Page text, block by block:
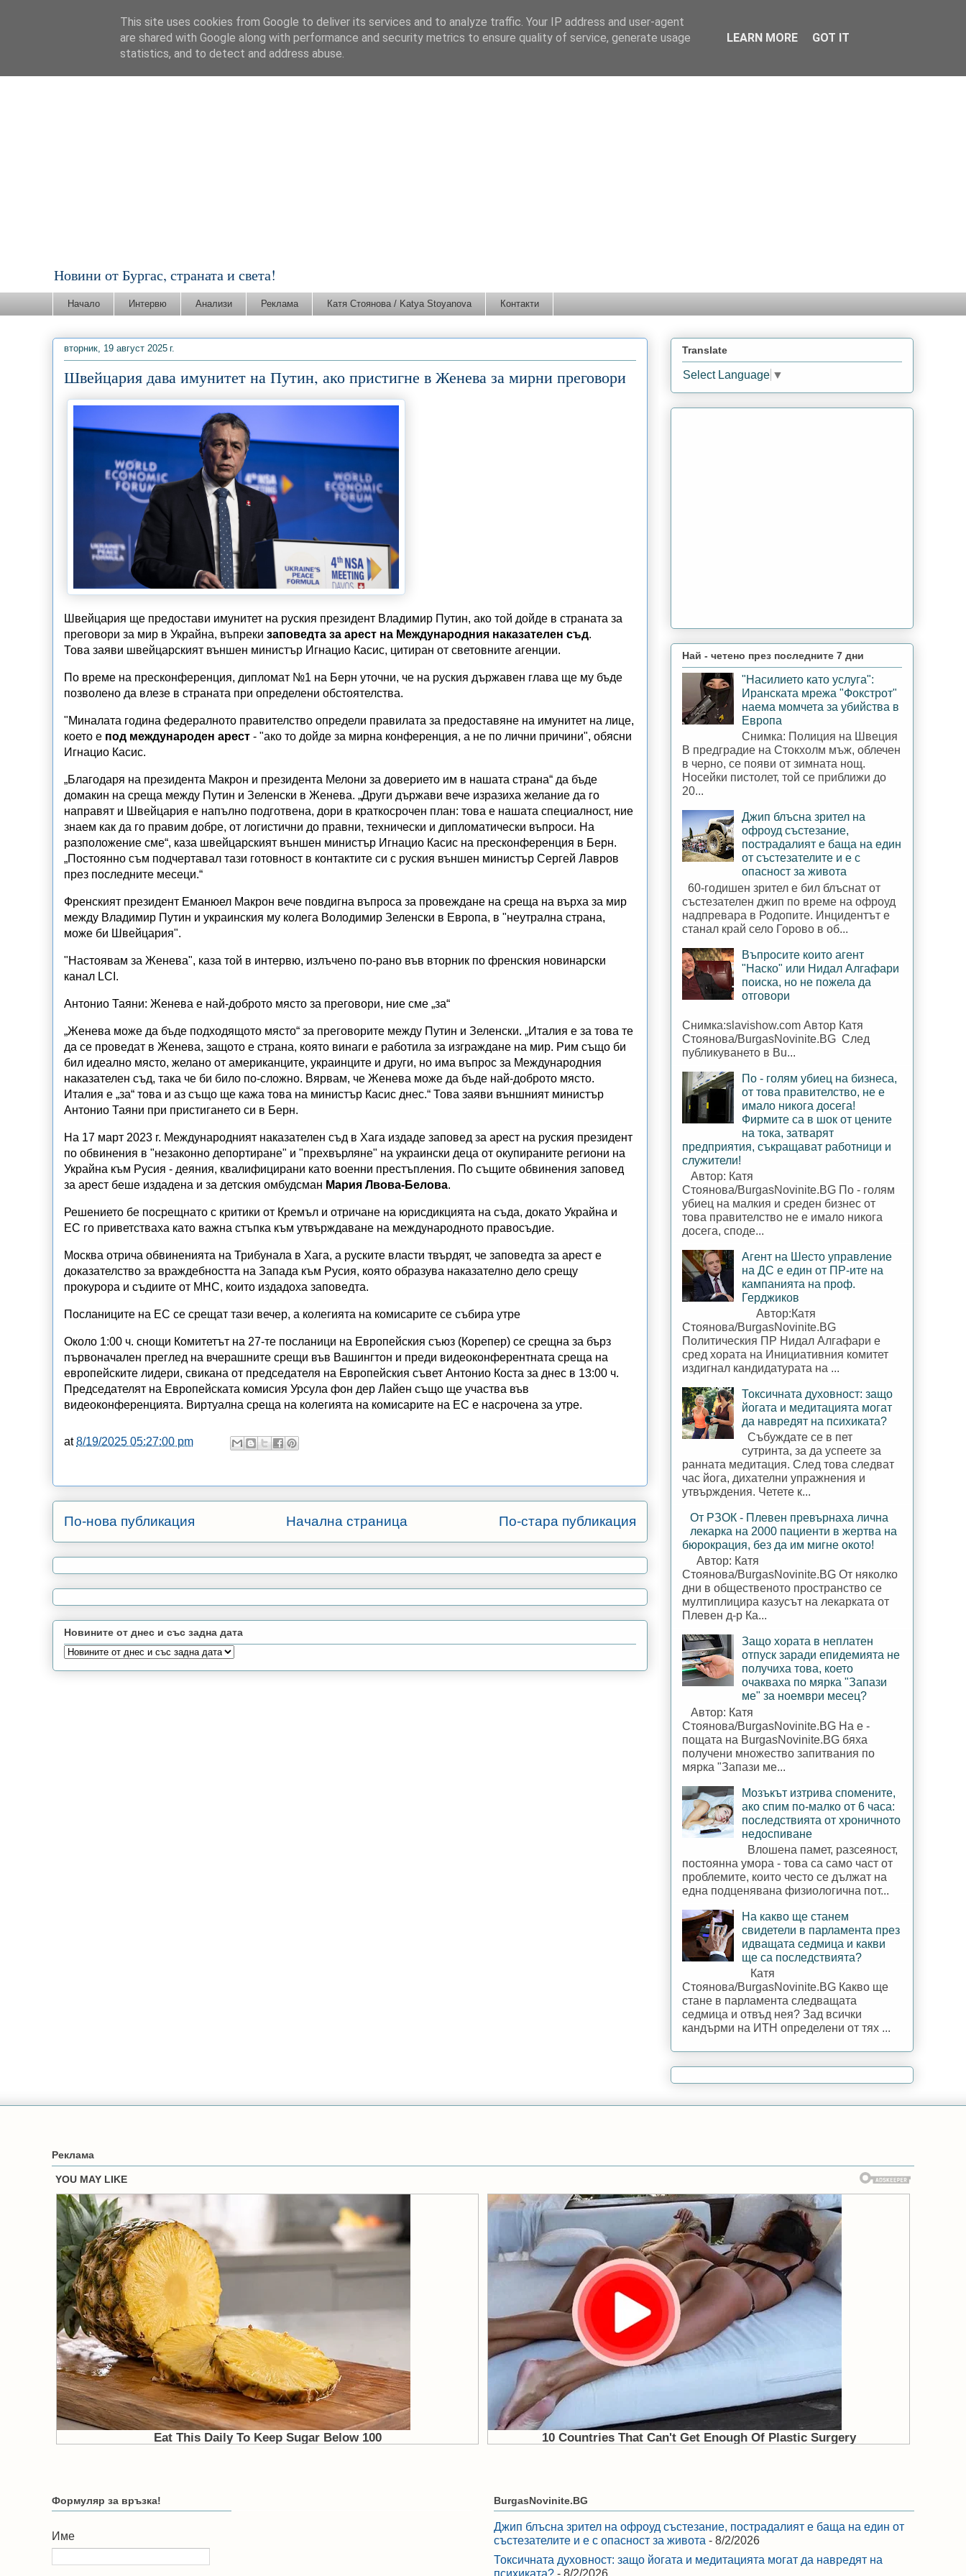
Новини от Бургас, страната и света!
Начало Интервю Анализи Реклама Катя Стоянова / Katya Stoyanova Контакти
вторник, 19 август 2025 г.
Швейцария дава имунитет на Путин, ако пристигне в Женева за мирни преговори
Швейцария ще предостави имунитет на руския президент Владимир Путин, ако той дойде в страната за
преговори за мир в Украйна, въпреки заповедта за арест на Международния наказателен съд.
Това заяви швейцарският външен министър Игнацио Касис, цитиран от световните агенции.
По време на пресконференция, дипломат №1 на Берн уточни, че на руския държавен глава ще му бъде
позволено да влезе в страната при определени обстоятелства.
"Миналата година федералното правителство определи правилата за предоставяне на имунитет на лице,
което е под международен арест - "ако то дойде за мирна конференция, а не по лични причини", обясни
Игнацио Касис.
„Благодаря на президента Макрон и президента Мелони за доверието им в нашата страна“ да бъде
домакин на среща между Путин и Зеленски в Женева. „Други държави вече изразиха желание да го
направят и Швейцария е напълно подготвена, дори в краткосрочен план: това е нашата специалност, ние
знаем как да го правим добре, от логистични до правни, технически и дипломатически въпроси. На
разположение сме“, каза швейцарският външен министър Игнацио Касис на пресконференция в Берн.
„Постоянно съм подчертавал тази готовност в контактите си с руския външен министър Сергей Лавров
през последните месеци.“
Френският президент Еманюел Макрон вече повдигна въпроса за провеждане на среща на върха за мир
между Владимир Путин и украинския му колега Володимир Зеленски в Европа, в "неутрална страна,
може би Швейцария".
"Настоявам за Женева", каза той в интервю, излъчено по-рано във вторник по френския новинарски
канал LCI.
Антонио Таяни: Женева е най-доброто място за преговори, ние сме „за“
„Женева може да бъде подходящото място“ за преговорите между Путин и Зеленски. „Италия е за това те
да се проведат в Женева, защото е страна, която винаги е работила за изграждане на мир. Рим също би
бил идеално място, желано от американците, украинците и други, но има въпрос за Международния
наказателен съд, така че би било по-сложно. Вярвам, че Женева може да бъде най-доброто място.
Италия е „за“ това и аз също ще кажа това на министър Касис днес.“ Това заяви външният министър
Антонио Таяни при пристигането си в Берн.
На 17 март 2023 г. Международният наказателен съд в Хага издаде заповед за арест на руския президент
по обвинения в "незаконно депортиране" и "прехвърляне" на украински деца от окупираните региони на
Украйна към Русия - деяния, квалифицирани като военни престъпления. По същите обвинения заповед
за арест беше издадена и за детския омбудсман Мария Лвова-Белова.
Решението бе посрещнато с критики от Кремъл и отричане на юрисдикцията на съда, докато Украйна и
ЕС го приветстваха като важна стъпка към утвърждаване на международното правосъдие.
Москва отрича обвиненията на Трибунала в Хага, а руските власти твърдят, че заповедта за арест е
доказателство за враждебността на Запада към Русия, която образува наказателно дело срещу
прокурора и съдиите от МНС, които издадоха заповедта.
Посланиците на ЕС се срещат тази вечер, а колегията на комисарите се събира утре
Около 1:00 ч. снощи Комитетът на 27-те посланици на Европейския съюз (Корепер) се срещна за бърз
първоначален преглед на вчерашните срещи във Вашингтон и преди видеоконферентната среща на
европейските лидери, свикана от председателя на Европейския съвет Антонио Коста за днес в 13:00 ч.
Председателят на Европейската комисия Урсула фон дер Лайен също ще участва във
видеоконференцията. Виртуална среща на колегията на комисарите на ЕС е насрочена за утре.
at8/19/2025 05:27:00 pm
По-нова публикация По-стара публикация
Начална страница
Новините от днес и със задна дата
Translate
Select Language ▼
Най - четено през последните 7 дни
"Насилието като услуга":
Иранската мрежа "Фокстрот"
наема момчета за убийства в
Европа
Снимка: Полиция на Швеция
В предградие на Стокхолм мъж, облечен
в черно, се появи от зимната нощ.
Носейки пистолет, той се приближи до
20...
Джип блъсна зрител на
офроуд състезание,
пострадалият е баща на един
от състезателите и е с
опасност за живота
60-годишен зрител е бил блъснат от
състезателен джип по време на офроуд
надпревара в Родопите. Инцидентът е
станал край село Горово в об...
Въпросите които агент
"Наско" или Нидал Алгафари
поиска, но не пожела да
отговори
Снимка:slavishow.com Автор Катя
Стоянова/BurgasNovinite.BG След
публикуването в Bu...
По - голям убиец на бизнеса,
от това правителство, не е
имало никога досега!
Фирмите са в шок от цените
на тока, затварят
предприятия, съкращават работници и
служители!
Автор: Катя
Стоянова/BurgasNovinite.BG По - голям
убиец на малкия и среден бизнес от
това правителство не е имало никога
досега, споде...
Агент на Шесто управление
на ДС е един от ПР-ите на
кампанията на проф.
Герджиков
Автор:Катя
Стоянова/BurgasNovinite.BG
Политическия ПР Нидал Алгафари е
сред хората на Инициативния комитет
издигнал кандидатурата на ...
Токсичната духовност: защо
йогата и медитацията могат
да навредят на психиката?
Събуждате се в пет
сутринта, за да успеете за
ранната медитация. След това следват
час йога, дихателни упражнения и
утвърждения. Четете к...
От РЗОК - Плевен превърнаха лична
лекарка на 2000 пациенти в жертва на
бюрокрация, без да им мигне окото!
Автор: Катя
Стоянова/BurgasNovinite.BG От няколко
дни в общественото пространство се
мултиплицира казусът на лекарката от
Плевен д-р Ка...
Защо хората в неплатен
отпуск заради епидемията не
получиха това, което
очакваха по мярка "Запази
ме" за ноември месец?
Автор: Катя
Стоянова/BurgasNovinite.BG На е -
пощата на BurgasNovinite.BG бяха
получени множество запитвания по
мярка "Запази ме...
Мозъкът изтрива спомените,
ако спим по-малко от 6 часа:
последствията от хроничното
недоспиване
Влошена памет, разсеяност,
постоянна умора - това са само част от
проблемите, които често се дължат на
една подценявана физиологична пот...
На какво ще станем
свидетели в парламента през
идващата седмица и какви
ще са последствията?
Катя
Стоянова/BurgasNovinite.BG Какво ще
стане в парламента следващата
седмица и отвъд нея? Зад всички
кандърми на ИТН определени от тях ...
Реклама
Формуляр за връзка!
Име
BurgasNovinite.BG
Джип блъсна зрител на офроуд състезание, пострадалият е баща на един от
състезателите и е с опасност за живота - 8/2/2026
Токсичната духовност: защо йогата и медитацията могат да навредят на
This site uses cookies from Google to deliver its services and to analyze traffic. Your IP address and user-agent
are shared with Google along with performance and security metrics to ensure quality of service, generate usage
statistics, and to detect and address abuse.
LEARN MORE GOT IT